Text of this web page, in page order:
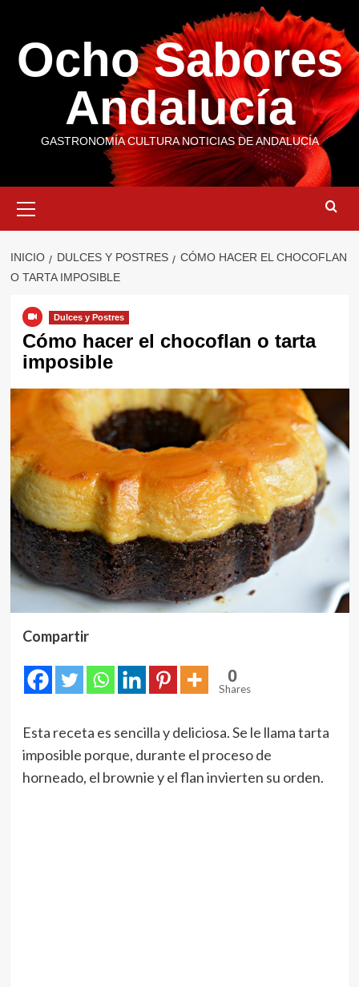
contenido
Ocho Sabores
Andalucía
GASTRONOMÍA CULTURA NOTICIAS DE ANDALUCÍA
primario
INICIO DULCES Y POSTRES
CÓMO HACER EL CHOCOFLAN
O TARTA IMPOSIBLE
Dulces y Postres
Cómo hacer el chocoflan o tarta
imposible
Compartir
0
Shares
Esta receta es sencilla y deliciosa. Se le llama tarta
imposible porque, durante el proceso de
horneado, el brownie y el flan invierten su orden.